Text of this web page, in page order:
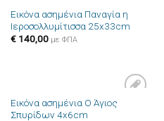
Πρόσθήκη
στην λίστα
Εικόνα ασημένια Παναγία η
Ιεροσολλυμίτισσα 25x33cm
€140,00 με ΦΠΑ
Πρόσθήκη
Εικόνα ασημένια Ο Άγιος
Σπυρίδων 4x6cm